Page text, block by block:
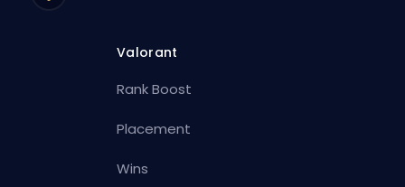
Valorant
Rank Boost
Placement
Wins